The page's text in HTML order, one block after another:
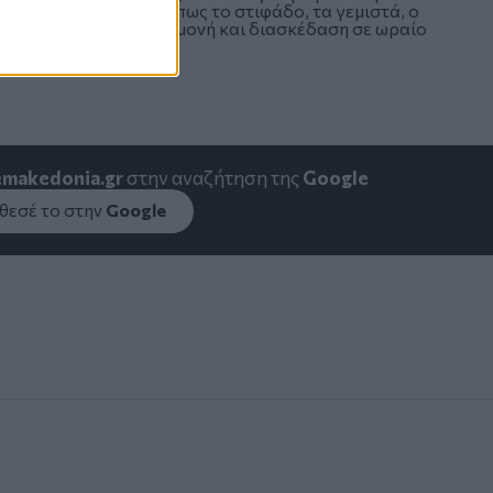
και γλυκίσματα, όπως το στιφάδο, τα γεμιστά, ο
για φαγητό, διαμονή και διασκέδαση σε ωραίο
στην αναζήτηση της Google
το στην Google